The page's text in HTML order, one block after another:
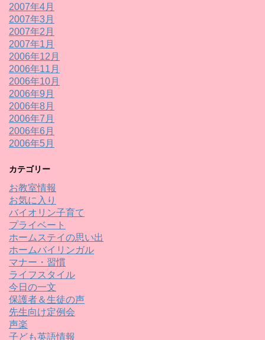
2007年4月
2007年3月
2007年2月
2007年1月
2006年12月
2006年11月
2006年10月
2006年9月
2006年8月
2006年7月
2006年6月
2006年5月
カテゴリー
お教室情報
お気に入り
バイオリン子育て
プライベート
ホームステイの思い出
ホームバイリンガル
マナー・習慣
ライフスタイル
今日の一文
保護者＆生徒の声
先生向け定例会
声楽
子ども英語情報